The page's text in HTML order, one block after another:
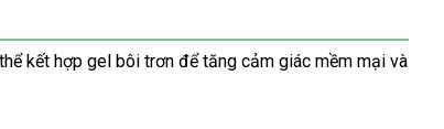
kết hợp gel bôi trơn để tăng cảm giác mềm mại và